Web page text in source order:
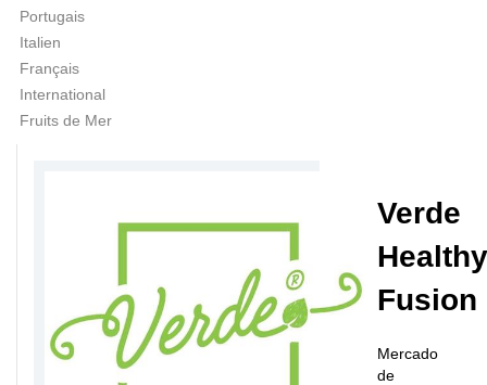
Portugais
Italien
Français
International
Fruits de Mer
Verde
Healthy
Fusion
Mercado
de